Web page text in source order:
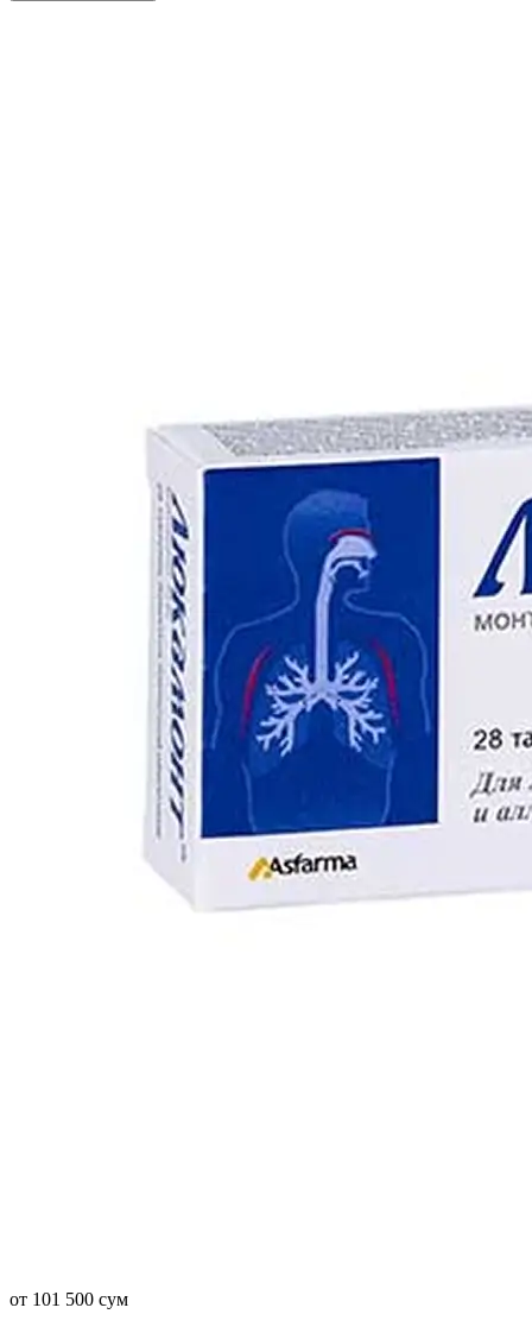
от 101 500 сум